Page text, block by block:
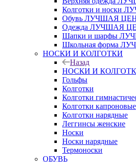
Колготки и носки
Обувь ЛУЧШАЯ
Одежда ЛУЧШАЯ
Шапки и шарфы
Школьная форма
НОСКИ И КОЛГОТКИ
Назад
НОСКИ И
Гольфы
Колготки
Колготки
Колготки капроновые
Колготки нарядные
Леггинсы женские
Носки
Носки нарядные
Термоноски
ОБУВЬ